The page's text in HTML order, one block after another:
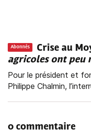
Abonnés Crise au
agricoles ont peu
Pour le président et
Philippe Chalmin,
0 commentaire